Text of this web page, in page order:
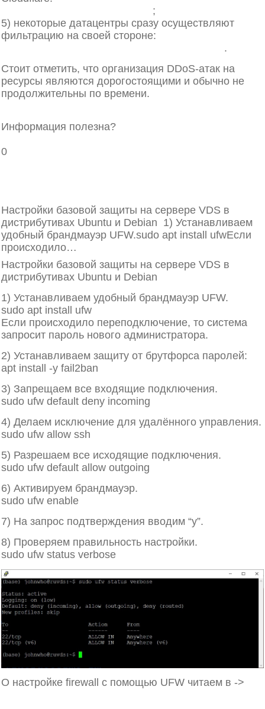
;
5) некоторые датацентры сразу осуществляют
фильтрацию на своей стороне:
.
Стоит отметить, что организация DDoS-атак на
ресурсы являются дорогостоящими и обычно не
продолжительны по времени.
Информация полезна?
0
Настройки базовой защиты на сервере VDS в
дистрибутивах Ubuntu и Debian 1) Устанавливаем
удобный брандмауэр UFW.sudo apt install ufwЕсли
происходило…
Настройки базовой защиты на сервере VDS в
дистрибутивах Ubuntu и Debian
1) Устанавливаем удобный брандмауэр UFW.
sudo apt install ufw
Если происходило переподключение, то система
запросит пароль нового администратора.
2) Устанавливаем защиту от брутфорса паролей:
apt install -y fail2ban
3) Запрещаем все входящие подключения.
sudo ufw default deny incoming
4) Делаем исключение для удалённого управления.
sudo ufw allow ssh
5) Разрешаем все исходящие подключения.
sudo ufw default allow outgoing
6) Активируем брандмауэр.
sudo ufw enable
7) На запрос подтверждения вводим “y”.
8) Проверяем правильность настройки.
sudo ufw status verbose
О настройке firewall c помощью UFW читаем в ->